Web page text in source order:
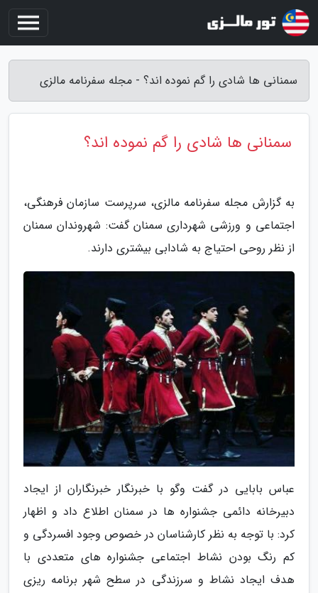
سمنانی ها شادی را گم نموده اند؟ - مجله سفرنامه مالزی
سمنانی ها شادی را گم نموده اند؟
به گزارش مجله سفرنامه مالزی، سرپرست سازمان فرهنگی،
اجتماعی و ورزشی شهرداری سمنان گفت: شهروندان سمنان
از نظر روحی احتیاج به شادابی بیشتری دارند.
عباس بابایی در گفت وگو با خبرنگار خبرنگاران از ایجاد
دبیرخانه دائمی جشنواره ها در سمنان اطلاع داد و اظهار
کرد: با توجه به نظر کارشناسان در خصوص وجود افسردگی و
کم رنگ بودن نشاط اجتماعی جشنواره های متعددی با
هدف ایجاد نشاط و سرزندگی در سطح شهر برنامه ریزی